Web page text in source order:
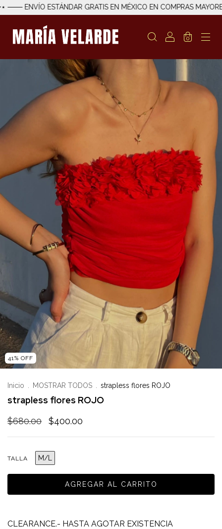
ENVÍO ESTÁNDAR GRATIS EN MÉXICO EN COMPRAS
0
41 % OFF
Inicio MOSTRAR TODOS strapless flores ROJO
strapless flores ROJO
$680.00 $400.00
TALLA M/L
CLEARANCE.- HASTA AGOTAR EXISTENCIA